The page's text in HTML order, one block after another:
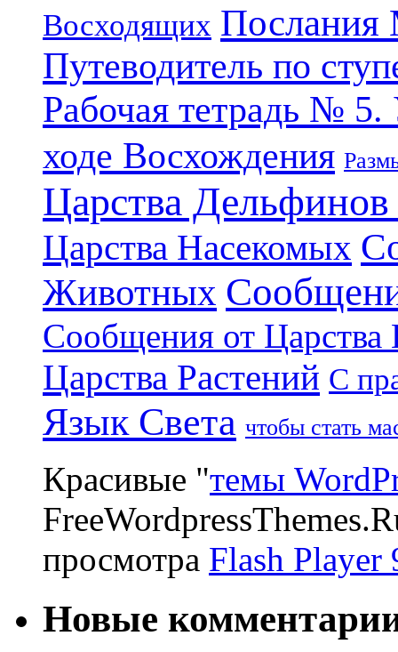
Восходящих Послания
Путеводитель по
Рабочая тетрадь №
ходе Восхождения
Царства
Царства Насекомых
Животных
Сообщения от Царства
Царства Растений С
Язык Света чтобы стать
Красивые "темы
просмотра Flash Player
Новые